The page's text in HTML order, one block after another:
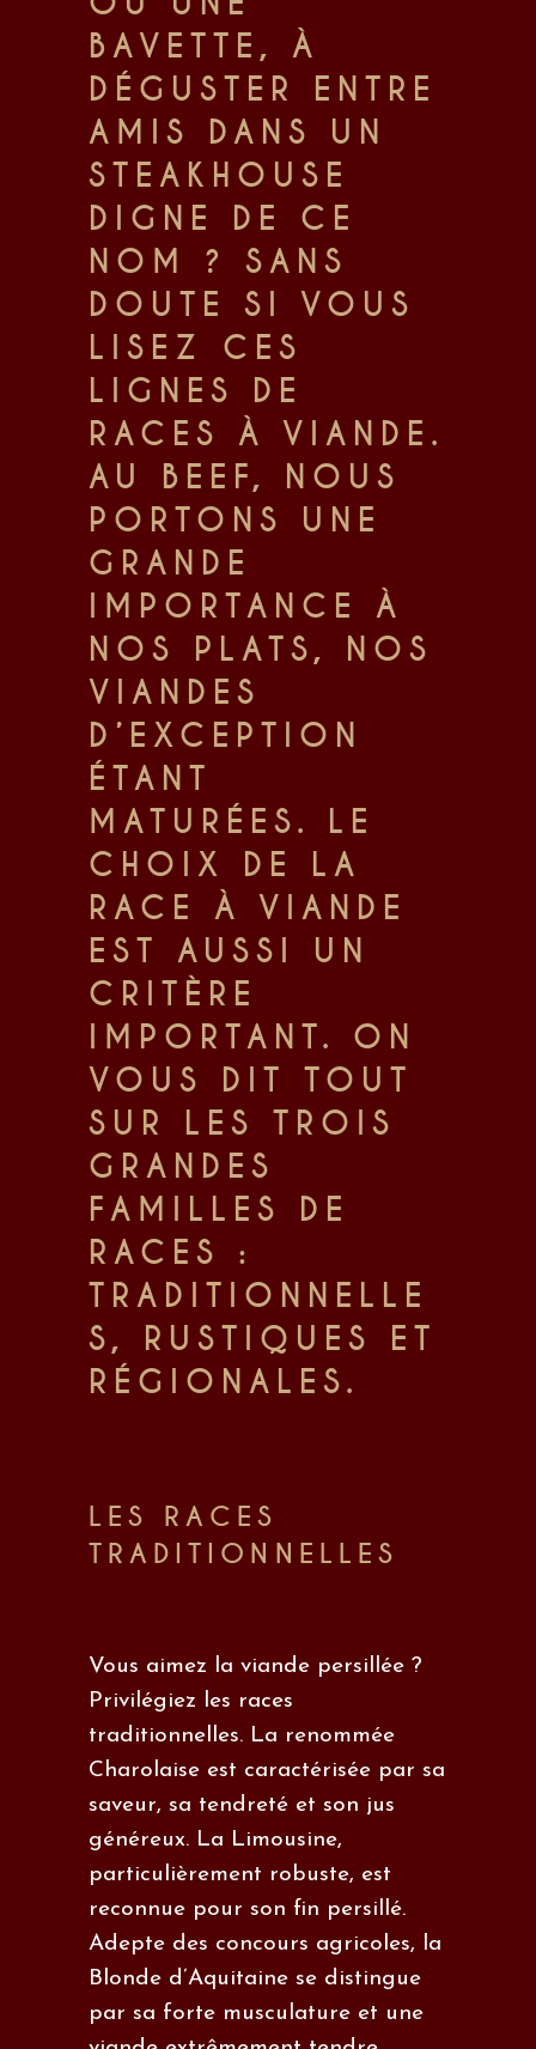
BAVETTE, À
DÉGUSTER ENTRE
AMIS DANS UN
STEAKHOUSE
DIGNE DE CE
NOM ? SANS
DOUTE SI VOUS
LISEZ CES
LIGNES DE
RACES À VIANDE.
AU BEEF, NOUS
PORTONS UNE
GRANDE
IMPORTANCE À
NOS PLATS, NOS
VIANDES
D’EXCEPTION
ÉTANT
MATURÉES. LE
CHOIX DE LA
RACE À VIANDE
EST AUSSI UN
CRITÈRE
IMPORTANT. ON
VOUS DIT TOUT
SUR LES TROIS
GRANDES
FAMILLES DE
RACES :
TRADITIONNELLE
S, RUSTIQUES ET
RÉGIONALES.
LES RACES
TRADITIONNELLES
Vous aimez la viande persillée ?
Privilégiez les races
traditionnelles. La renommée
Charolaise est caractérisée par sa
saveur, sa tendreté et son jus
généreux. La Limousine,
particulièrement robuste, est
reconnue pour son fin persillé.
Adepte des concours agricoles, la
Blonde d’Aquitaine se distingue
par sa forte musculature et une